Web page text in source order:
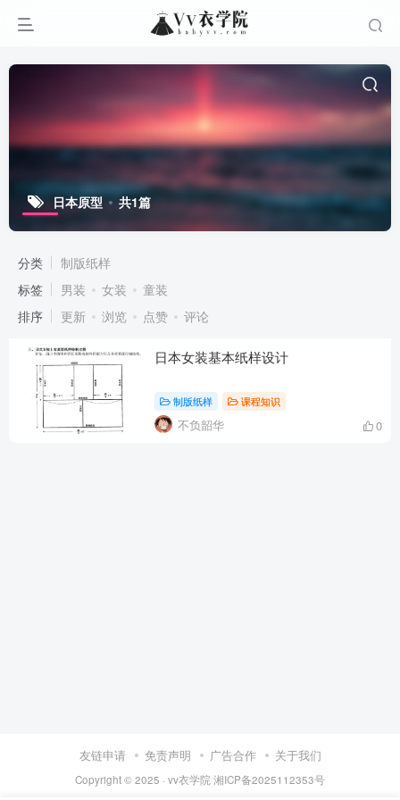
日本原型 共1篇
分类
制版纸样
标签
男装 女装
童装
排序
更新 浏览 点赞 评论
日本女装基本纸样设计
制版纸样 课程知识
不负韶华 0
友链申请 免责声明 广告合作 关于我们
Copyright © 2025 · vv衣学院 湘ICP备2025112353号